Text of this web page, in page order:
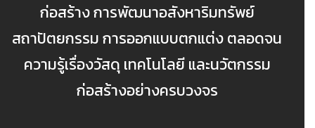
ก่อสร้าง การพัฒนาอสังหาริมทรัพย์
สถาปัตยกรรม การออกแบบตกแต่ง ตลอดจน
ความรู้เรื่องวัสดุ เทคโนโลยี และนวัตกรรม
ก่อสร้างอย่างครบวงจร